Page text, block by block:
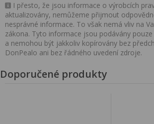
I přesto, že jsou informace o výrobcích
aktualizovány, nemůžeme přijmout
nesprávné informace. To však nemá vliv na
zákona. Tyto informace jsou podávány
a nemohou být jakkoliv kopírovány bez
DonPealo ani bez řádného uvedení zdroje.
Doporučené produkty